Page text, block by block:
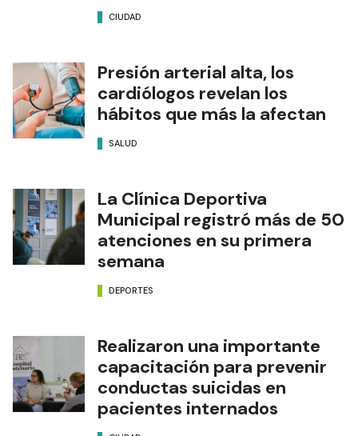
CIUDAD
Presión arterial alta, los
cardiólogos revelan los
hábitos que más la afectan
SALUD
La Clínica Deportiva
Municipal registró más de 50
atenciones en su primera
semana
DEPORTES
Realizaron una importante
capacitación para prevenir
conductas suicidas en
pacientes internados